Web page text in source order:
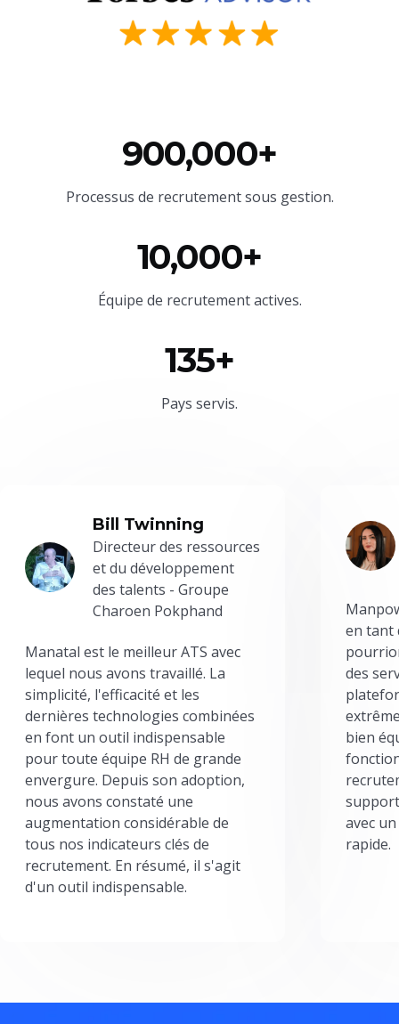
900,000+
Processus de recrutement sous gestion.
10,000+
Équipe de recrutement actives.
135+
Pays servis.
Bill Twinning
Directeur des ressources
et du développement
des talents - Groupe
Charoen Pokphand
Manatal est le meilleur ATS avec
lequel nous avons travaillé. La
simplicité, l'efficacité et les
dernières technologies combinées
en font un outil indispensable
pour toute équipe RH de grande
envergure. Depuis son adoption,
nous avons constaté une
augmentation considérable de
tous nos indicateurs clés de
recrutement. En résumé, il s'agit
d'un outil indispensable.
en tant
des
bien
avec
rapide.